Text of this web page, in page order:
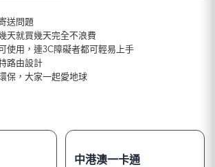
送問題
天就買幾天完全不浪費
使用，連3C障礙者都可輕易上手
路由設計
保，大家一起愛地球
中港澳一卡通